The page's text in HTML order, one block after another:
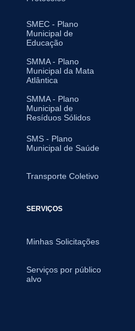
SMEC - Plano
Municipal de
Educação
SMMA - Plano
Municipal da Mata
Atlântica
SMMA - Plano
Municipal de
Resíduos Sólidos
SMS - Plano
Municipal de Saúde
Transporte Coletivo
SERVIÇOS
Minhas Solicitações
Serviços por público
alvo